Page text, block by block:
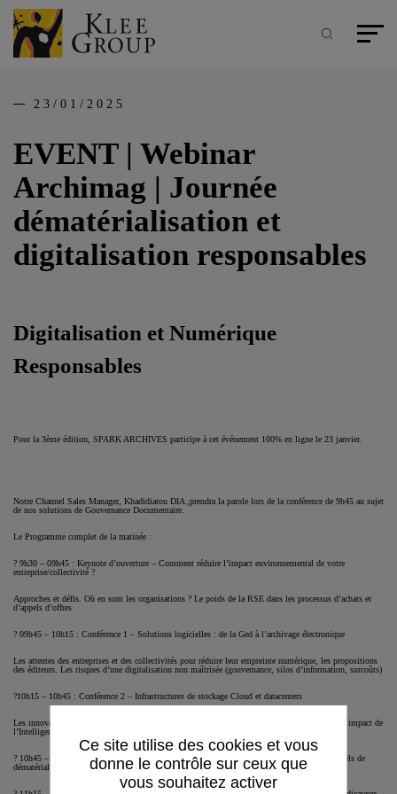
Aller
au
contenu
principal
Recherche
Menu
EVENT | Webinar
Archimag | Journée
dématérialisation et
digitalisation responsables
23/01/2025
Digitalisation et Numérique
Responsables
Pour la 3ème édition, SPARK ARCHIVES participe à cet événement 100% en ligne le 23 janvier.
Notre Channel Sales Manager, Khadidiatou DIA ,prendra la parole lors de la conférence de 9h45 au sujet
de nos solutions de Gouvernance Documentaire.
Le Programme complet de la matinée :
? 9h30 – 09h45 : Keynote d’ouverture – Comment réduire l’impact environnemental de votre
entreprise/collectivité ?
Approches et défis. Où en sont les organisations ? Le poids de la RSE dans les processus d’achats et
d’appels d’offres
? 09h45 – 10h15 : Conférence 1 – Solutions logicielles : de la Ged à l’archivage électronique
Les attentes des entreprises et des collectivités pour réduire leur empreinte numérique, les propositions
des éditeurs. Les risques d’une digitalisation non maîtrisée (gouvernance, silos d’information, surcoûts)
?10h15 – 10h45 : Conférence 2 – Infrastructures de stockage Cloud et datacenters
Les innovations des acteurs. Quelles avancées concrets pour des systèmes plus durables. Quel impact de
l’Intelligence artificielle
? 10h45 – 11h15 : Conférence 3 – Recyclage, reconditionnement, remanufacturing des matériels de
dématérialisation et de numérisation
Ce site utilise des cookies et vous
donne le contrôle sur ceux que
vous souhaitez activer